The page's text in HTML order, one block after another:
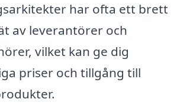
har ofta ett brett
av leverantörer och
vilket kan ge dig
priser och tillgång till